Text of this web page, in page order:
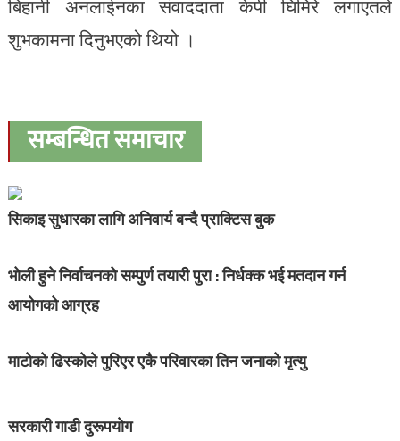
बिहानी अनलाईनका संवाददाता केपी घिमिरे लगाएतले
शुभकामना दिनुभएको थियो ।
सम्बन्धित समाचार
सिकाइ सुधारका लागि अनिवार्य बन्दै प्राक्टिस बुक
भोली हुने निर्वाचनको सम्पुर्ण तयारी पुरा : निर्धक्क भई मतदान गर्न
आयोगको आग्रह
माटोको ढिस्कोले पुरिएर एकै परिवारका तिन जनाको मृत्यु
सरकारी गाडी दुरूपयाेग